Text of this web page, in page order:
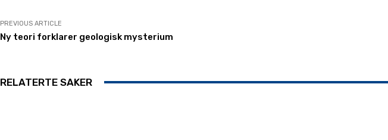
PREVIOUS ARTICLE
Ny teori forklarer geologisk mysterium
RELATERTE SAKER